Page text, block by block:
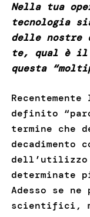
Nella tua
tecnologia
delle nostre
te, qual è il
questa
definito
termine che
decadimento
dell’utilizzo
determinate
Adesso se
scientifici,